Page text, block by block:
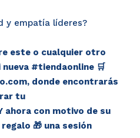
y empatía líderes?
este o cualquier otro
#tiendaonline 🛒
donde encontrarás
tu
con motivo de su
🎁 una sesión